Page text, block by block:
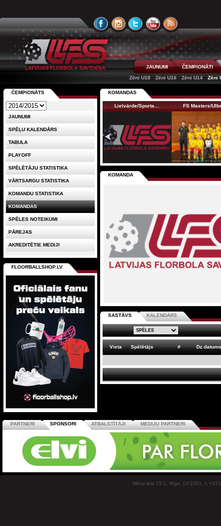
JAUNUMI
ČEMPIONĀTI
Zēni U18
Zēni U16 Zēni U14 Zēni
KOMANDAS
Lielvārde/Sporta… FS Masters/
KOMANDA
SASTĀVS KALENDĀRS
Vieta Spēlētājs # Dz.datums
ČEMPIONĀTS
JAUNUMI
SPĒĻU KALENDĀRS
TABULA
PLAYOFF
SPĒLĒTĀJU STATISTIKA
VĀRTSARGU STATISTIKA
KOMANDU STATISTIKA
KOMANDAS
SPĒLES NOTEIKUMI
PĀREJAS
AKREDITĒTIE MEDIJI
FLOORBALLSHOP.LV
PARTNERI SPONSORI ATBALSTĪTĀJI MEDIJU PARTNERI
Miera iela 15-1, Rīga, LV-1001, t: